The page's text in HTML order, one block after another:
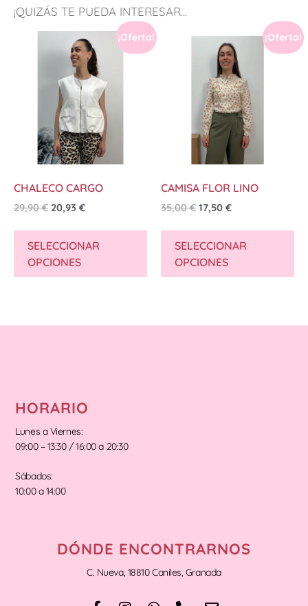
¡QUIZÁS TE PUEDA INTERESAR...
¡Oferta!
CHALECO CARGO
29,90€ 20,93 €
SELECCIONAR
OPCIONES
¡Oferta!
CAMISA FLOR LINO
35,00€ 17,50 €
SELECCIONAR
OPCIONES
HORARIO
Lunes a Viernes:
09:00 – 13:30 / 16:00 a 20:30
Sábados:
10:00 a 14:00
DÓNDE ENCONTRARNOS
C. Nueva, 18810 Caniles, Granada